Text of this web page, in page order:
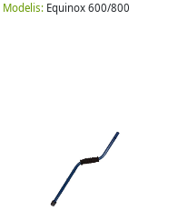
Modelis: Equinox 600/800